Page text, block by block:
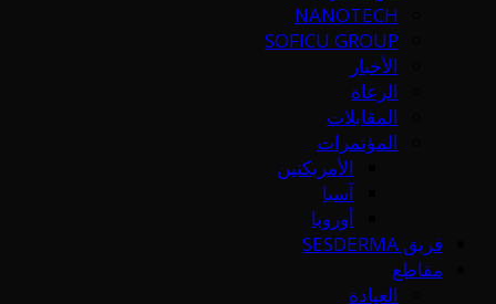
NANOTECH
SOFICU GROUP
الأخبار
الرعاة
المقابلات
المؤتمرات
الأمريكتين
آسيا
أوروبا
فريق SESDERMA
مقاطع
العيادة